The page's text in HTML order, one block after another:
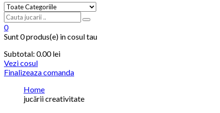
0
Sunt0 produs(e) in cosul tau
Subtotal: 0.00lei
Vezi cosul
Finalizeaza comanda
Home
jucării creativitate